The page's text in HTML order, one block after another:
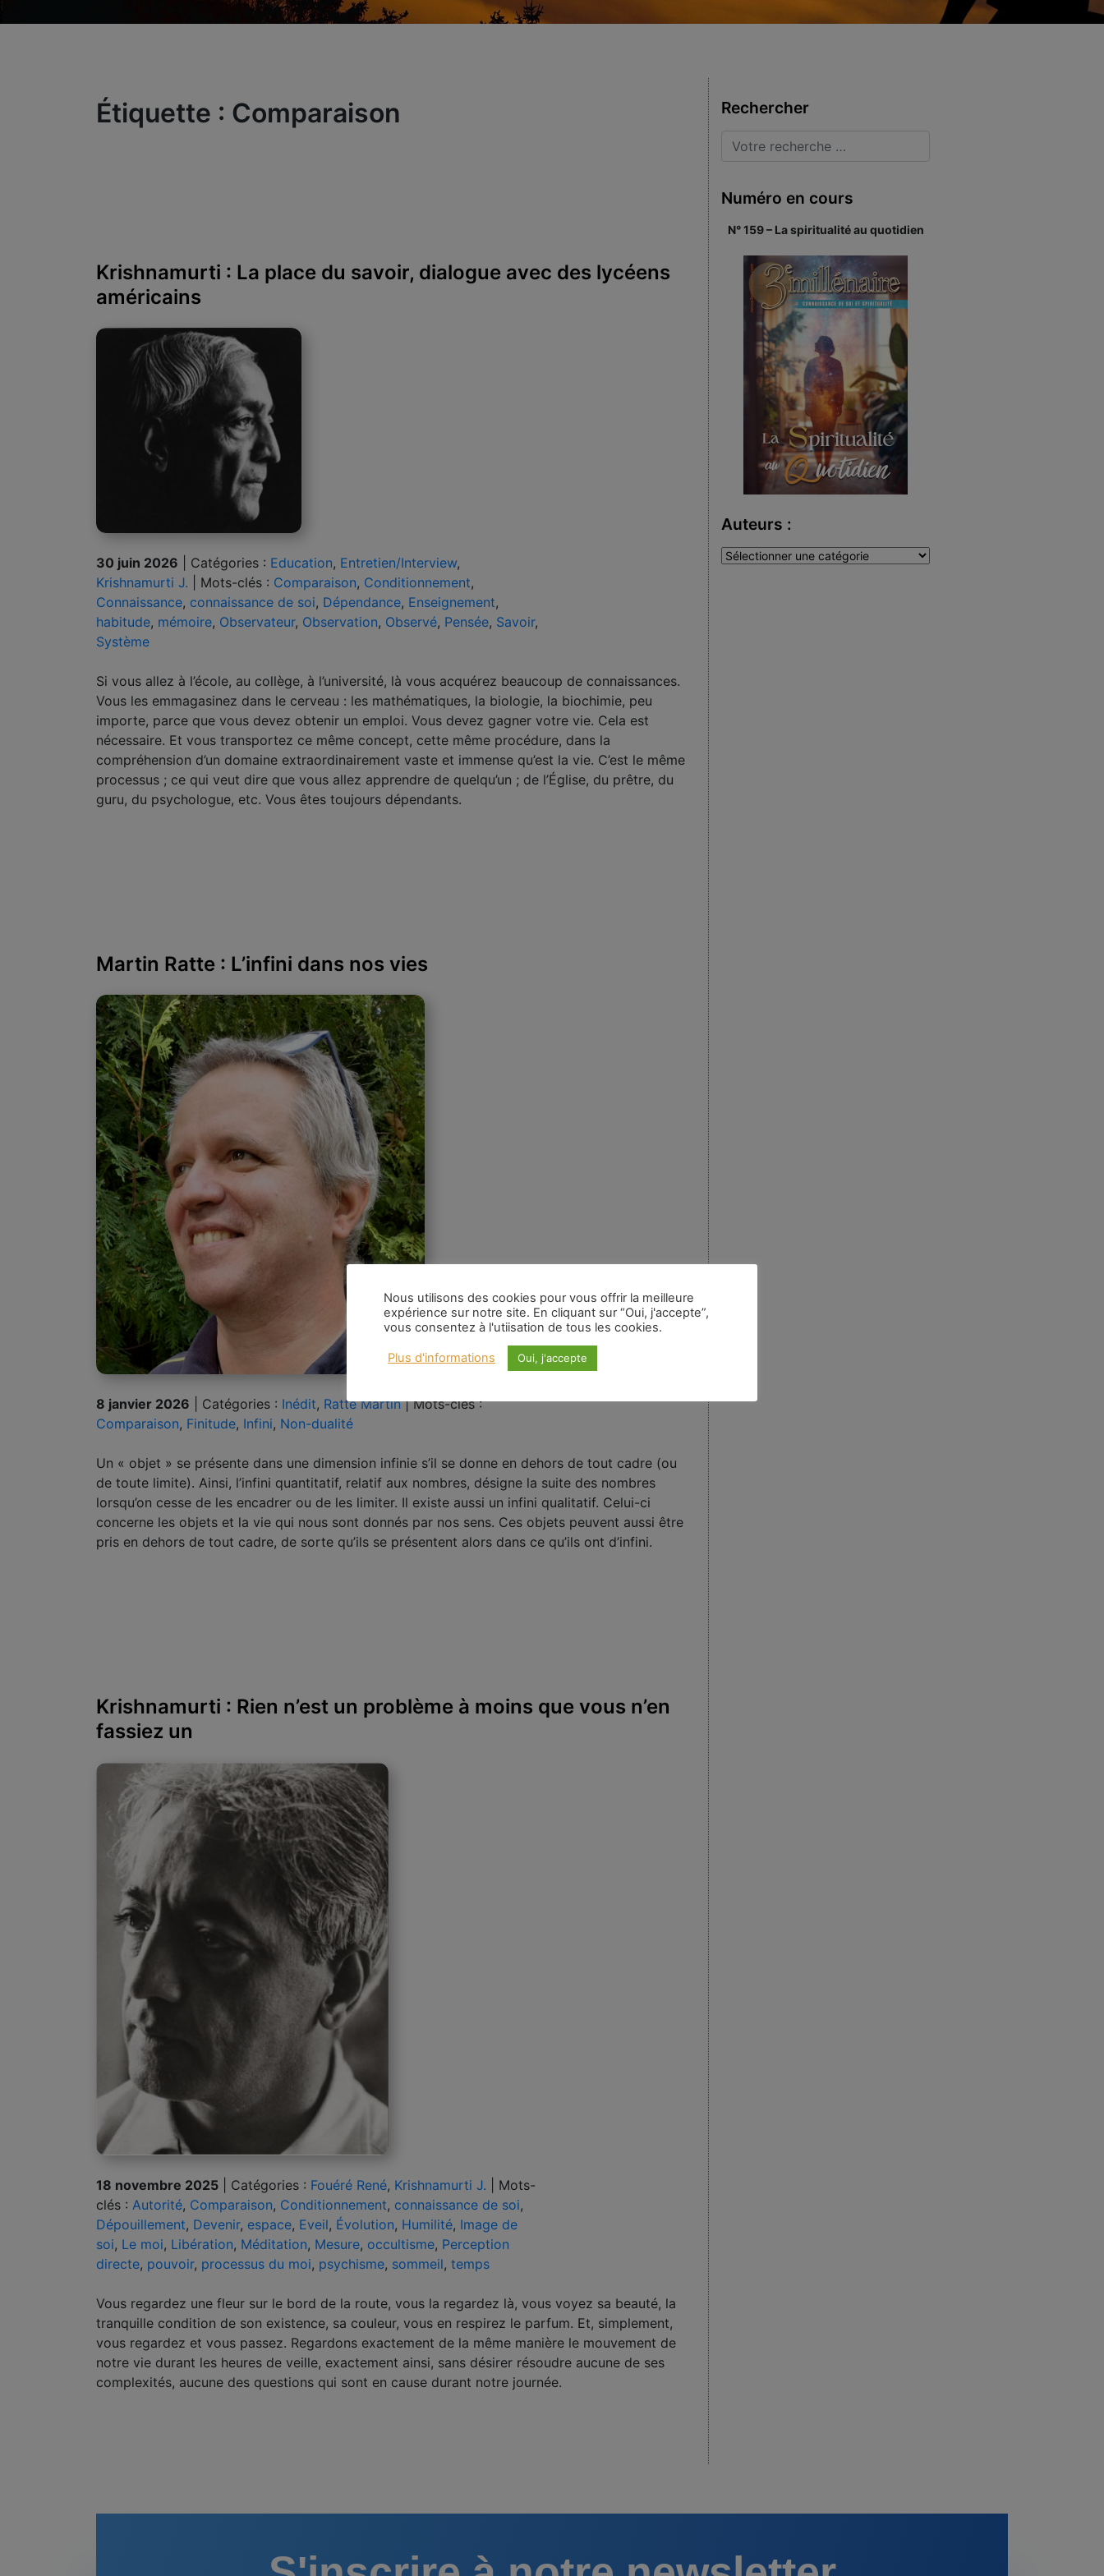
Étiquette : Comparaison
Krishnamurti : La place du savoir, dialogue avec des lycéens
américains
30 juin 2026 Catégories : Education, Entretien/Interview,
Krishnamurti J.
Mots-clés : Comparaison, Conditionnement,
Connaissance, connaissance de soi, Dépendance, Enseignement,
habitude, mémoire, Observateur, Observation, Observé, Pensée, Savoir,
Système
Si vous allez à l’école, au collège, à l’université, là vous acquérez beaucoup de connaissances.
Vous les emmagasinez dans le cerveau : les mathématiques, la biologie, la biochimie, peu
importe, parce que vous devez obtenir un emploi. Vous devez gagner votre vie. Cela est
nécessaire. Et vous transportez ce même concept, cette même procédure, dans la
compréhension d’un domaine extraordinairement vaste et immense qu’est la vie. C’est le même
processus ; ce qui veut dire que vous allez apprendre de quelqu’un ; de l’Église, du prêtre, du
guru, du psychologue, etc. Vous êtes toujours dépendants.
Martin Ratte : L’infini dans nos vies
8 janvier 2026 Catégories : Inédit, Ratte Martin|Mots-clés :
Comparaison, Finitude, Infini, Non-dualité
Un « objet » se présente dans une dimension infinie s’il se donne en dehors de tout cadre (ou
de toute limite). Ainsi, l’infini quantitatif, relatif aux nombres, désigne la suite des nombres
lorsqu’on cesse de les encadrer ou de les limiter. Il existe aussi un infini qualitatif. Celui-ci
concerne les objets et la vie qui nous sont donnés par nos sens. Ces objets peuvent aussi être
pris en dehors de tout cadre, de sorte qu’ils se présentent alors dans ce qu’ils ont d’infini.
Krishnamurti : Rien n’est un problème à moins que vous n’en
fassiez un
18 novembre 2025 Catégories : Fouéré René, Krishnamurti J.
Mots-
clés : Autorité, Comparaison, Conditionnement, connaissance de soi,
Dépouillement, Devenir, espace, Eveil, Évolution, Humilité, Image de
soi, Le moi, Libération, Méditation, Mesure, occultisme, Perception
directe, pouvoir, processus du moi, psychisme, sommeil, temps
Vous regardez une fleur sur le bord de la route, vous la regardez là, vous voyez sa beauté, la
tranquille condition de son existence, sa couleur, vous en respirez le parfum. Et, simplement,
vous regardez et vous passez. Regardons exactement de la même manière le mouvement de
notre vie durant les heures de veille, exactement ainsi, sans désirer résoudre aucune de ses
complexités, aucune des questions qui sont en cause durant notre journée.
Rechercher
Numéro en cours
N° 159 – La spiritualité au quotidien
Auteurs :
Auteurs
Nous utilisons des cookies pour vous offrir la meilleure
expérience sur notre site. En cliquant sur “Oui, j'accepte”,
vous consentez à l'utiisation de tous les cookies.
Plus d'informations Oui, j'accepte